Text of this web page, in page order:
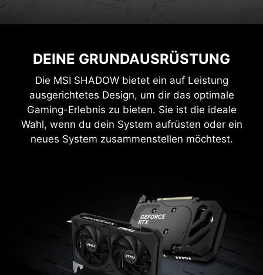
DEINE GRUNDAUSRÜSTUNG
Die MSI SHADOW bietet ein auf Leistung
ausgerichtetes Design, um dir das optimale
Gaming-Erlebnis zu bieten. Sie ist die ideale
Wahl, wenn du dein System aufrüsten oder ein
neues System zusammenstellen möchtest.